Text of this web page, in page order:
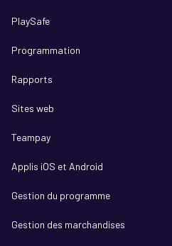
PlaySafe
Programmation
Rapports
Sites web
Teampay
Applis iOS et Android
Gestion du programme
Gestion des marchandises